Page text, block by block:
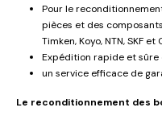
Pour le
pièces et des
Timken, Koyo, NTN, SKF et
Expédition rapide et sûre
un service efficace de
Le reconditionnement des